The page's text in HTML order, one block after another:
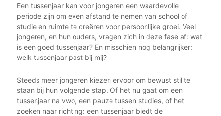
Een tussenjaar kan voor jongeren een waardevolle
periode zijn om even afstand te nemen van school of
studie en ruimte te creëren voor persoonlijke groei. Veel
jongeren, en hun ouders, vragen zich in deze fase af: wat
is een goed tussenjaar? En misschien nog belangrijker:
welk tussenjaar past bij mij?
Steeds meer jongeren kiezen ervoor om bewust stil te
staan bij hun volgende stap. Of het nu gaat om een
tussenjaar na vwo, een pauze tussen studies, of het
zoeken naar richting: een tussenjaar biedt de